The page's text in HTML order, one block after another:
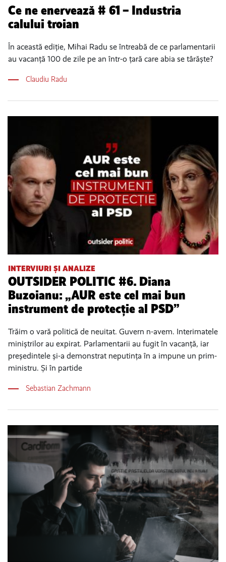
Ce ne enervează # 61 – Industria
calului troian
În această ediție, Mihai Radu se întreabă de ce parlamentarii
au vacanță 100 de zile pe an într-o țară care abia se târăște?
Claudiu Radu
INTERVIURI ȘI ANALIZE
OUTSIDER POLITIC #6. Diana
Buzoianu: „AUR este cel mai bun
instrument de protecție al PSD”
Trăim o vară politică de neuitat. Guvern n-avem. Interimatele
miniștrilor au expirat. Parlamentarii au fugit în vacanță, iar
președintele și-a demonstrat neputința în a impune un prim-
ministru. Și în partide
Sebastian Zachmann